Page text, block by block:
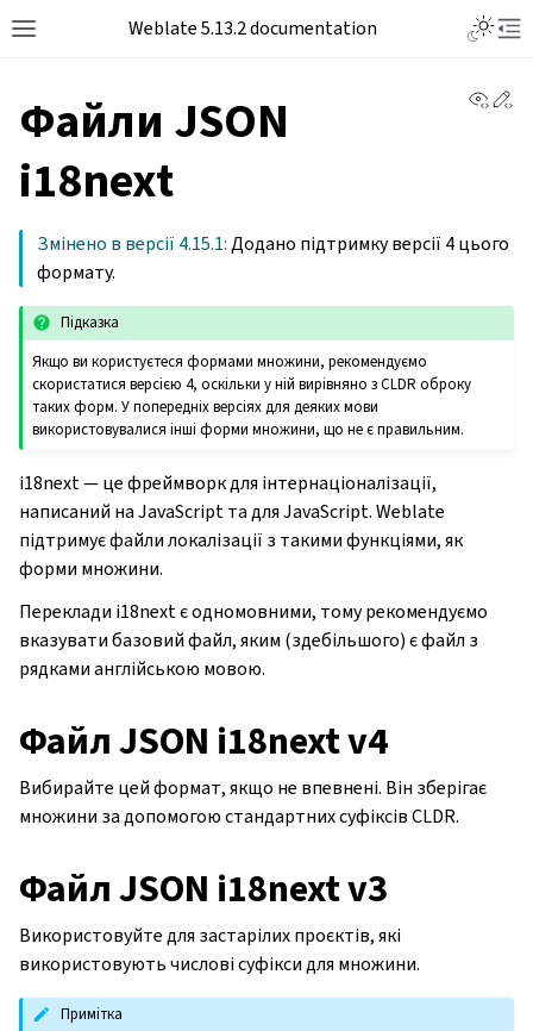
Toggle site navigation sidebar
Weblate 5.13.2 documentation
Файли JSON
i18next
Змінено в версії 4.15.1:Додано підтримку версії 4 цього
формату.
Підказка
Якщо ви користуєтеся формами множини, рекомендуємо
скористатися версією 4, оскільки у ній вирівняно з CLDR оброку
таких форм. У попередніх версіях для деяких мови
використовувалися інші форми множини, що не є правильним.
i18next — це фреймворк для інтернаціоналізації,
написаний на JavaScript та для JavaScript. Weblate
підтримує файли локалізації з такими функціями, як
форми множини.
Переклади i18next є одномовними, тому рекомендуємо
вказувати базовий файл, яким (здебільшого) є файл з
рядками англійською мовою.
Файл JSON i18next v4
Вибирайте цей формат, якщо не впевнені. Він зберігає
множини за допомогою стандартних суфіксів CLDR.
Файл JSON i18next v3
Використовуйте для застарілих проєктів, які
використовують числові суфікси для множини.
Примітка